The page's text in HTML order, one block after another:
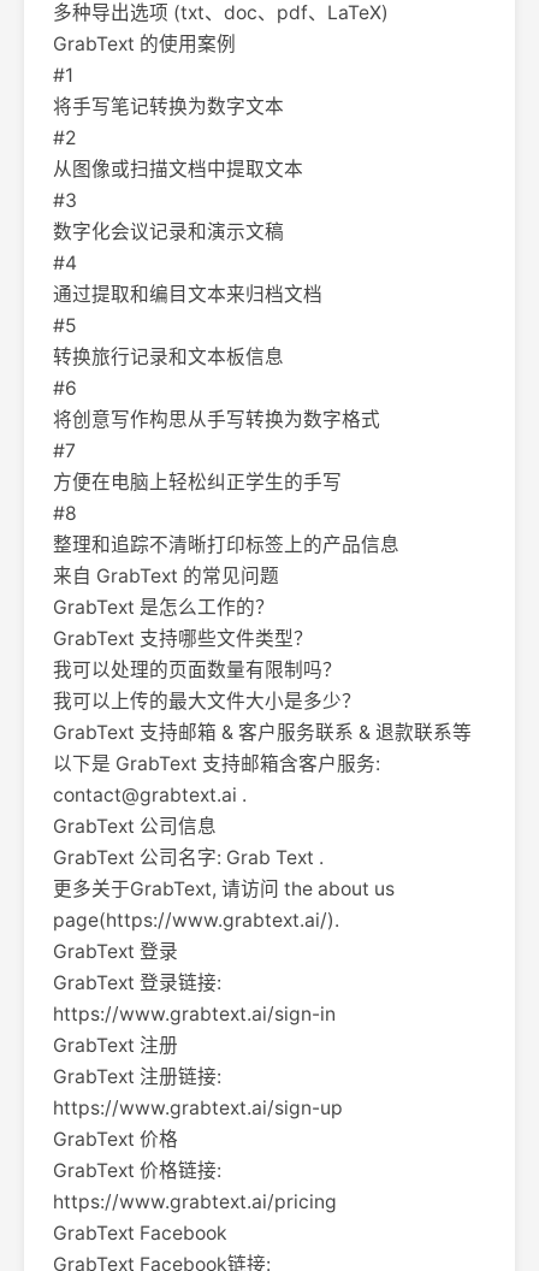
多种导出选项 (txt、doc、pdf、LaTeX)
GrabText 的使用案例
#1
将手写笔记转换为数字文本
#2
从图像或扫描文档中提取文本
#3
数字化会议记录和演示文稿
#4
通过提取和编目文本来归档文档
#5
转换旅行记录和文本板信息
#6
将创意写作构思从手写转换为数字格式
#7
方便在电脑上轻松纠正学生的手写
#8
整理和追踪不清晰打印标签上的产品信息
来自 GrabText 的常见问题
GrabText 是怎么工作的？
GrabText 支持哪些文件类型？
我可以处理的页面数量有限制吗？
我可以上传的最大文件大小是多少？
GrabText 支持邮箱 & 客户服务联系 & 退款联系等
以下是 GrabText 支持邮箱含客户服务:
contact@grabtext.ai .
GrabText 公司信息
GrabText 公司名字: Grab Text .
更多关于GrabText, 请访问 the about us
page(https://www.grabtext.ai/).
GrabText 登录
GrabText 登录链接:
https://www.grabtext.ai/sign-in
GrabText 注册
GrabText 注册链接:
https://www.grabtext.ai/sign-up
GrabText 价格
GrabText 价格链接:
https://www.grabtext.ai/pricing
GrabText Facebook
GrabText Facebook链接: